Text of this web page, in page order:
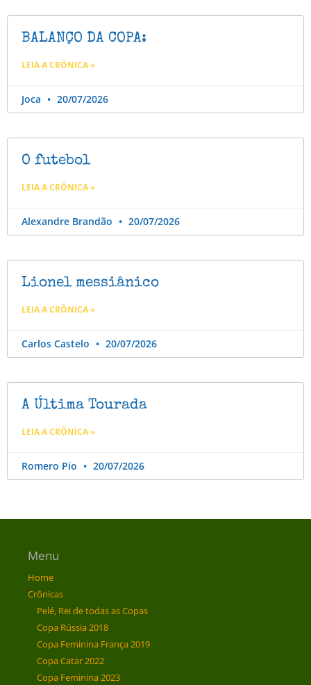
BALANÇO DA COPA:
LEIA A CRÔNICA »
Joca 20/07/2026
O futebol
LEIA A CRÔNICA »
Alexandre Brandão 20/07/2026
Lionel messiânico
LEIA A CRÔNICA »
Carlos Castelo 20/07/2026
A Última Tourada
LEIA A CRÔNICA »
Romero Pio 20/07/2026
Menu
Home
Crônicas
Pelé, Rei de todas as Copas
Copa Rússia 2018
Copa Feminina França 2019
Copa Catar 2022
Copa Feminina 2023